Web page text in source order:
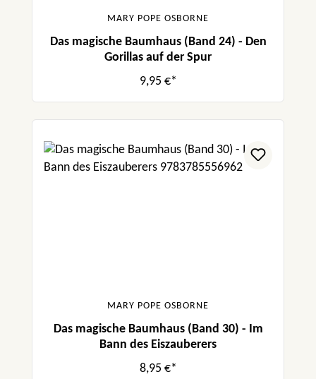
MARY POPE OSBORNE
Das magische Baumhaus (Band 24) - Den
Gorillas auf der Spur
9,95 €*
MARY POPE OSBORNE
Das magische Baumhaus (Band 30) - Im
Bann des Eiszauberers
8,95 €*